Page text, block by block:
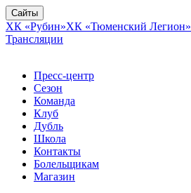
Сайты
ХК «Рубин»ХК «Тюменский Легион»
Трансляции
Пресс-центр
Сезон
Команда
Клуб
Дубль
Школа
Контакты
Болельщикам
Магазин